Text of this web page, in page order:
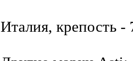
Италия, крепость -